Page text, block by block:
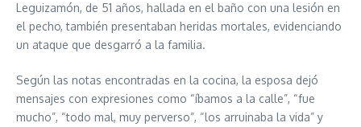
Leguizamón, de 51 años, hallada en el baño con una lesión en
el pecho, también presentaban heridas mortales, evidenciando
un ataque que desgarró a la familia.
Según las notas encontradas en la cocina, la esposa dejó
mensajes con expresiones como “íbamos a la calle”, “fue
mucho”, “todo mal, muy perverso”, “los arruinaba la vida” y